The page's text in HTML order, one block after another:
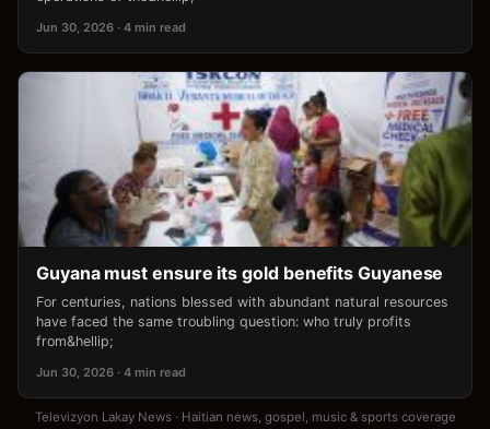
Jun 30, 2026 · 4 min read
Guyana must ensure its gold benefits Guyanese
For centuries, nations blessed with abundant natural resources
have faced the same troubling question: who truly profits
from&hellip;
Jun 30, 2026 · 4 min read
Televizyon Lakay News · Haitian news, gospel, music & sports coverage